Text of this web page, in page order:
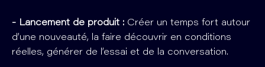
- Lancement de produit : Créer un temps fort autour
d’une nouveauté, la faire découvrir en conditions
réelles, générer de l’essai et de la conversation.